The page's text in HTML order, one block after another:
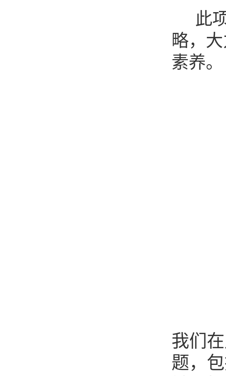
此
略，
素养。
我们
题，